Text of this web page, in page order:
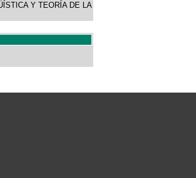
Y TEORÍA DE LA